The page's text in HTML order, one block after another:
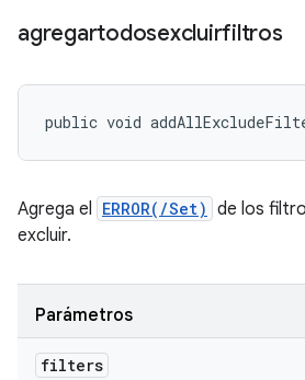
agregartodosexcluirfiltros
public void
Agrega el ERROR(/Set) de los
excluir.
Parámetros
filters